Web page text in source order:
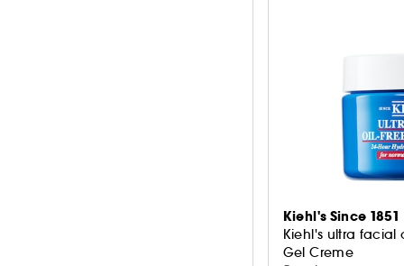
Kiehl's Since 1851
Kiehl's ultra facial
Gel Creme